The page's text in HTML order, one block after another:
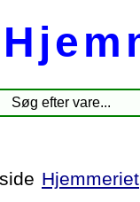
Hjemmeriet